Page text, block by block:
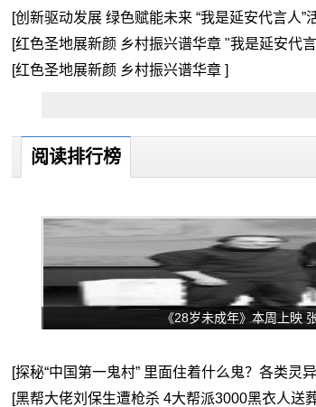
[创新驱动发展 绿色赋能未来 “我是延安代言人”
[红色圣地展新颜 乡村振兴谱华章 "我是延安代
[红色圣地展新颜 乡村振兴谱华章 ]
阅读排行榜
《28岁未成年》本周上映
[探秘“中国第一鬼村” 里面住着什么鬼？各类灵
[黑帮大佬刘保生遭枪杀 4大帮派3000黑衣人送